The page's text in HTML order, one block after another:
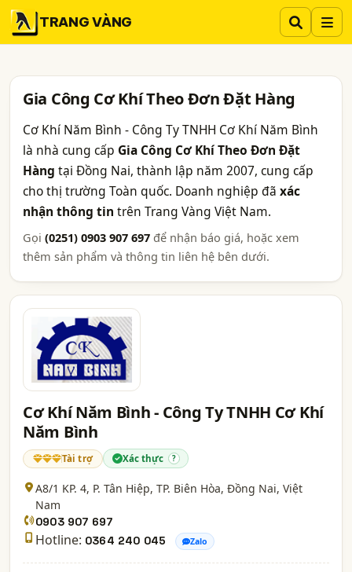
TRANG VÀNG
Gia Công Cơ Khí Theo Đơn Đặt Hàng
Cơ Khí Năm Bình - Công Ty TNHH Cơ Khí Năm Bình
là nhà cung cấp Gia Công Cơ Khí Theo Đơn Đặt
Hàng tại Đồng Nai, thành lập năm 2007, cung cấp
cho thị trường Toàn quốc. Doanh nghiệp đã xác
nhận thông tin trên Trang Vàng Việt Nam.
Gọi (0251) 0903 907 697 để nhận báo giá, hoặc xem
thêm sản phẩm và thông tin liên hệ bên dưới.
Cơ Khí Năm Bình - Công Ty TNHH Cơ Khí
Năm Bình
Tài trợ Xác thực ?
A8/1 KP. 4, P. Tân Hiệp, TP. Biên Hòa, Đồng Nai, Việt
Nam
0903 907 697
Hotline: 0364 240 045 Zalo